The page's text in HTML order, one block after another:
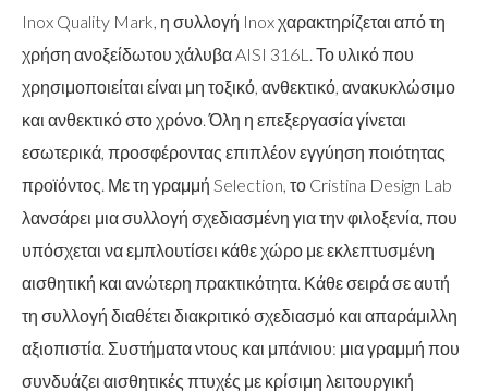
Inox Quality Mark, η συλλογή Inox χαρακτηρίζεται από τη
χρήση ανοξείδωτου χάλυβα AISI 316L. Το υλικό που
χρησιμοποιείται είναι μη τοξικό, ανθεκτικό, ανακυκλώσιμο
και ανθεκτικό στο χρόνο. Όλη η επεξεργασία γίνεται
εσωτερικά, προσφέροντας επιπλέον εγγύηση ποιότητας
προϊόντος. Με τη γραμμή Selection, το Cristina Design Lab
λανσάρει μια συλλογή σχεδιασμένη για την φιλοξενία, που
υπόσχεται να εμπλουτίσει κάθε χώρο με εκλεπτυσμένη
αισθητική και ανώτερη πρακτικότητα. Κάθε σειρά σε αυτή
τη συλλογή διαθέτει διακριτικό σχεδιασμό και απαράμιλλη
αξιοπιστία. Συστήματα ντους και μπάνιου: μια γραμμή που
συνδυάζει αισθητικές πτυχές με κρίσιμη λειτουργική